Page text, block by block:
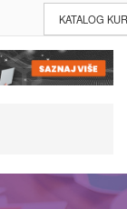
KATALOG